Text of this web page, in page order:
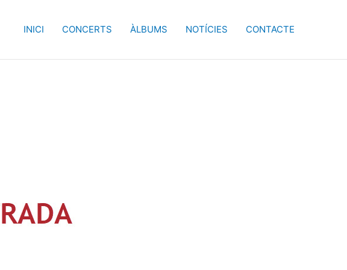
INICI CONCERTS ÀLBUMS NOTÍCIES CONTACTE